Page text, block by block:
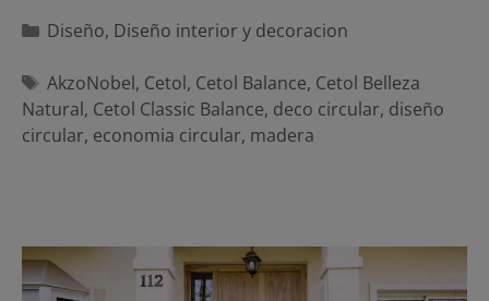
Categorías
Diseño, Diseño interior y decoracion
Etiquetas
AkzoNobel, Cetol, Cetol Balance, Cetol Belleza
Natural, Cetol Classic Balance, deco circular, diseño
circular, economia circular, madera